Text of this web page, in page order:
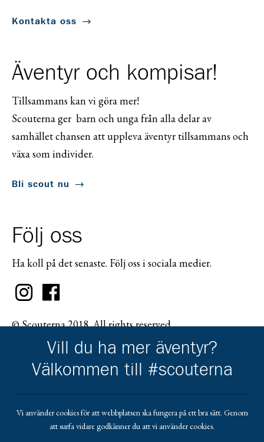
Kontakta oss
Äventyr och kompisar!
Tillsammans kan vi göra mer!
Scouterna ger barn och unga från alla delar av
samhället chansen att uppleva äventyr tillsammans och
växa som individer.
Bli scout nu
Följ oss
Ha koll på det senaste. Följ oss i sociala medier.
© Scouterna 2018. All rights reserved.
Gå till pl_50
Vill du ha mer äventyr?
Välkommen till #scouterna
Vi använder cookies för att webbplatsen ska fungera på ett bra sätt. Genom
att surfa vidare godkänner du att vi använder cookies.